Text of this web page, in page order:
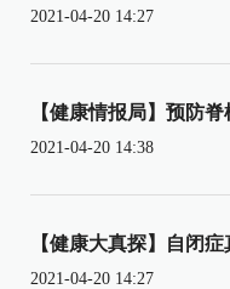
2021-04-20 14:27
【健康情报局】预防
2021-04-20 14:38
【健康大真探】自闭
2021-04-20 14:27